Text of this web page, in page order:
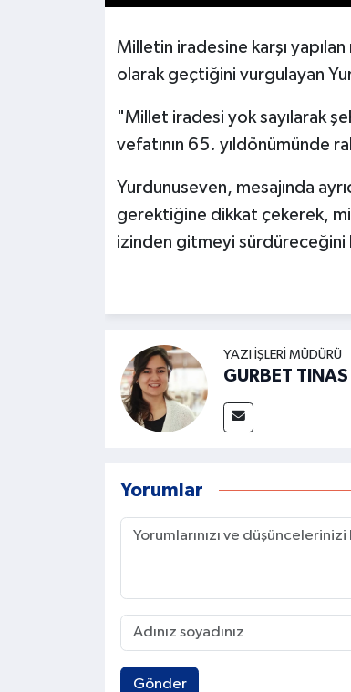
Milletin iradesine karşı
olarak geçtiğini vurgulayan
"Millet iradesi yok sayılarak
vefatının 65. yıldönümünde
Yurdunuseven, mesajında
gerektiğine dikkat çekerek,
izinden gitmeyi
YAZI İŞLERI MÜDÜRÜ
GURBET TINAS
Yorumlar
Gönder